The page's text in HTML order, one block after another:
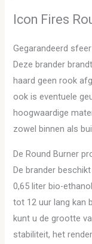
Icon Fires
Gegarandeerd
Deze brander
haard geen rook
ook is eventuele
hoogwaardige
zowel binnen als
De Round Burner
De brander
0,65 liter bio-
tot 12 uur lang kan
kunt u de grootte
stabiliteit, het